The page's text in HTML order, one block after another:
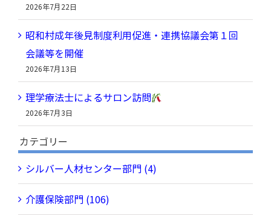
2026年7月22日
昭和村成年後見制度利用促進・連携協議会第１回
会議等を開催
2026年7月13日
理学療法士によるサロン訪問
2026年7月3日
カテゴリー
シルバー人材センター部門 (4)
介護保険部門 (106)